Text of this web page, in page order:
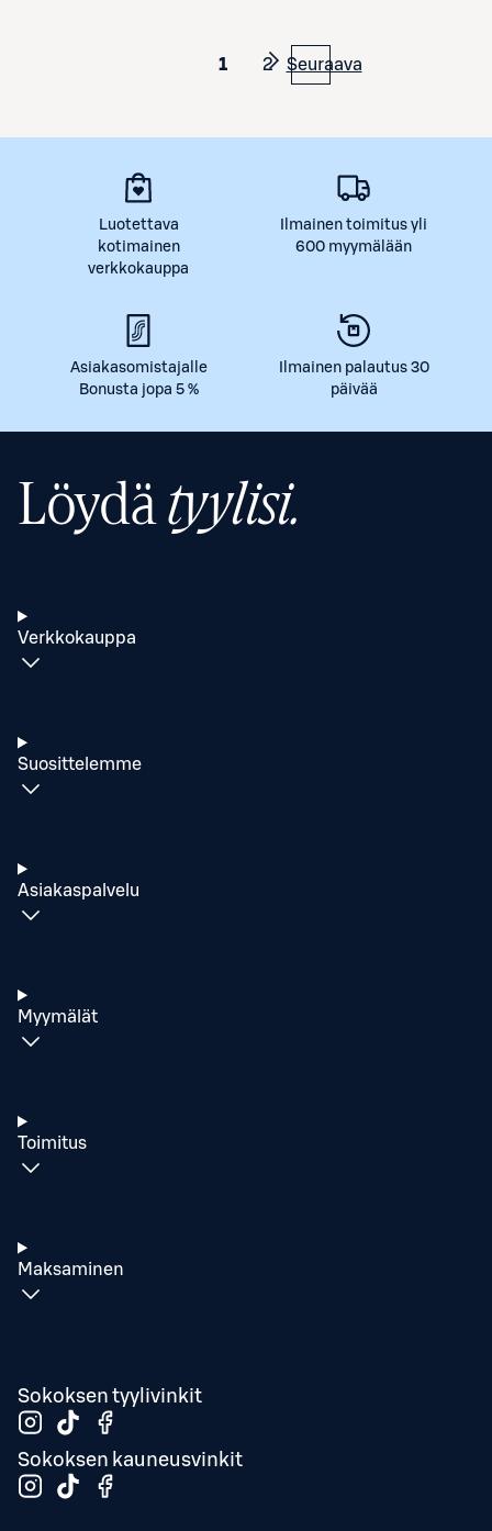
1 2 Seuraava
Luotettava
kotimainen
verkkokauppa
Ilmainen toimitus yli
600 myymälään
Asiakasomistajalle
Bonusta jopa 5 %
Ilmainen palautus 30
päivää
Löydä tyylisi.
Verkkokauppa
Suosittelemme
Asiakaspalvelu
Myymälät
Toimitus
Maksaminen
Sokoksen tyylivinkit
Sokoksen kauneusvinkit